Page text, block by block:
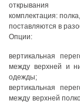
открывания
комплектация:
поставляются в
Опции:
вертикальная
между верхней и
одежды;
вертикальная
между верхней